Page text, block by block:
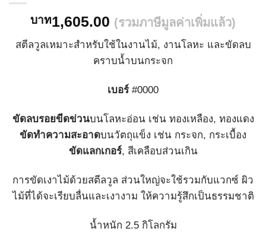
บาท1,605.00 (รวมภาษีมูลค่าเพิ่มแล้ว)
สตีลวูลเหมาะสำหรับใช้ในงานไม้, งานโลหะ และขัดลบ
คราบน้ำบนกระจก
เบอร์#0000
ขัดลบรอยขีดข่วนบนโลหะอ่อน เช่น ทองเหลือง, ทองแดง
ขัดทำความสะอาดบนวัตถุแข็ง เช่น กระจก, กระเบื้อง
ขัดแลกเกอร์, สีเคลือบส่วนเกิน
การขัดเงาไม้ด้วยสตีลวูล ส่วนใหญ่จะใช้รวมกับแวกซ์ ผิว
ไม้ที่ได้จะเรียบลื่นและเงางาม ให้ความรู้สึกเป็นธรรมชาติ
น้ำหนัก 2.5 กิโลกรัม